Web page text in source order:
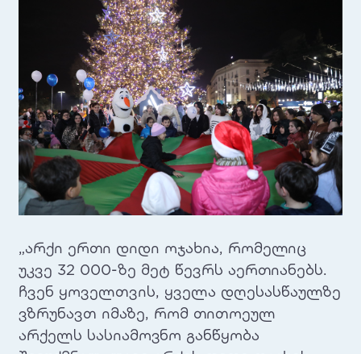
„არქი ერთი დიდი ოჯახია, რომელიც
უკვე 32 000-ზე მეტ წევრს აერთიანებს.
ჩვენ ყოველთვის, ყველა დღესასწაულზე
ვზრუნავთ იმაზე, რომ თითოეულ
არქელს სასიამოვნო განწყობა